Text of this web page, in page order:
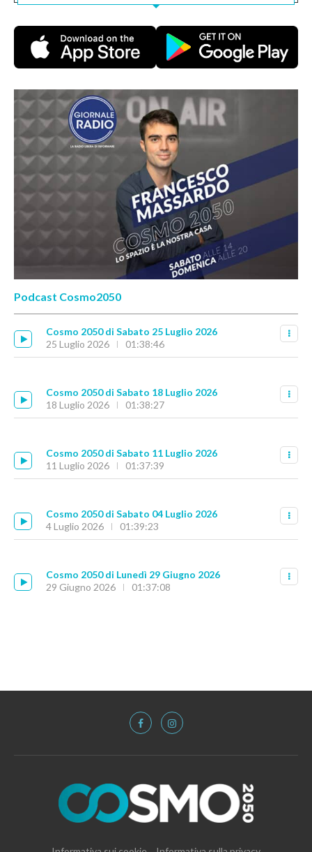
Podcast Cosmo2050
Cosmo 2050 di Sabato 25 Luglio 2026
25 Luglio 2026
01:38:46
Cosmo 2050 di Sabato 18 Luglio 2026
18 Luglio 2026
01:38:27
Cosmo 2050 di Sabato 11 Luglio 2026
11 Luglio 2026
01:37:39
Cosmo 2050 di Sabato 04 Luglio 2026
4 Luglio 2026
01:39:23
Cosmo 2050 di Lunedì 29 Giugno 2026
29 Giugno 2026
01:37:08